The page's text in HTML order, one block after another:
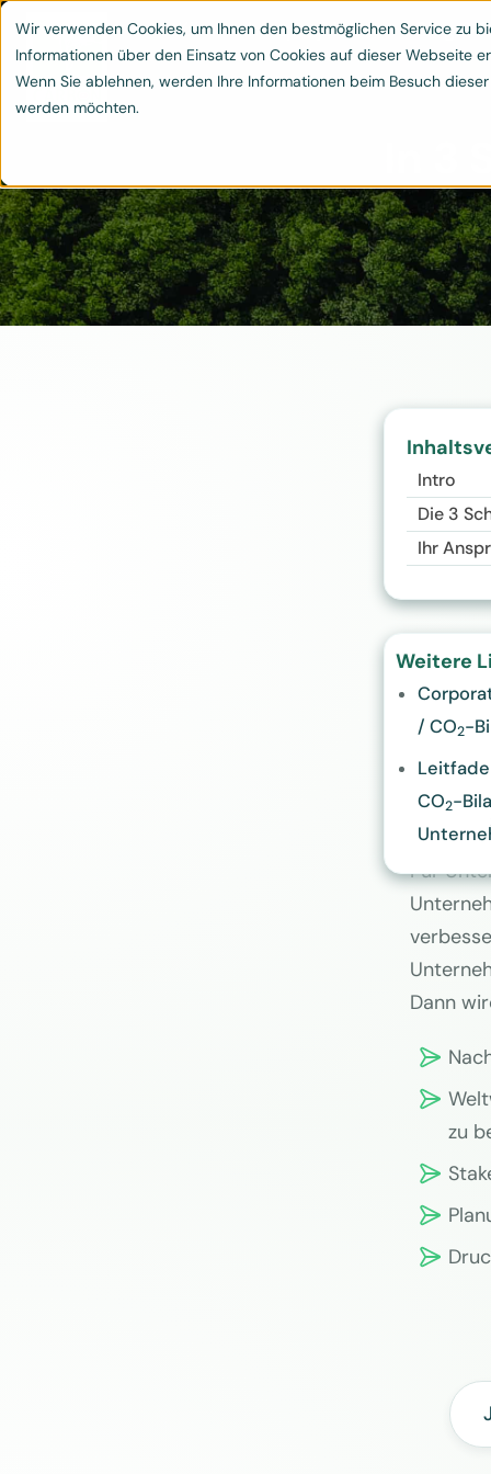
Wir verwenden Cookies, um Ihnen den bestmöglichen Service zu
Informationen über den Einsatz von Cookies auf dieser Webseite
Wenn Sie ablehnen, werden Ihre Informationen beim Besuch
werden möchten.
Leistungen  Klimaschutzprojekte  Blog &
Intro
Die 3
Ihr
Weitere
/ CO2-
CO2-
Die
ihren CO
Für
Dann
zu